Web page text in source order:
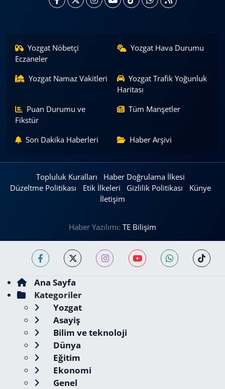
Yozgat Nöbetçi
Eczaneler
Yozgat Hava Durumu
Yozgat Namaz Vakitleri
Yozgat Trafik Yoğunluk
Haritası
Puan Durumu ve
Fikstür
Tüm Manşetler
Son Dakika Haberleri Haber Arşivi
Topluluk Kuralları
Haber Doğrulama İlkesi
Düzeltme Politikası
Etik İlkeleri Gizlilik Politikası
Künye
İletişim
Haber Yazılımı: TE Bilişim
Ana Sayfa
Kategoriler
Yozgat
Asayiş
Bilim ve teknoloji
Dünya
Eğitim
Ekonomi
Genel